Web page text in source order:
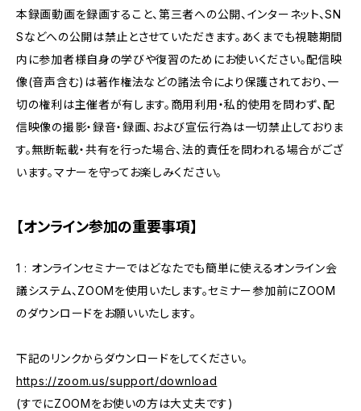
本録画動画を録画すること、第三者への公開、インターネット、SN
Sなどへの公開は禁止とさせていただきます。あくまでも視聴期間
内に参加者様自身の学びや復習のためにお使いください。配信映
像(音声含む)は著作権法などの諸法令により保護されており、一
切の権利は主催者が有します。商用利用・私的使用を問わず、配
信映像の撮影・録音・録画、および宣伝行為は一切禁止しておりま
す。無断転載・共有を行った場合、法的責任を問われる場合がござ
います。マナーを守ってお楽しみください。
【オンライン参加の重要事項】
1 : オンラインセミナーではどなたでも簡単に使えるオンライン会
議システム、ZOOMを使用いたします。セミナー参加前にZOOM
のダウンロードをお願いいたします。
下記のリンクからダウンロードをしてください。
https://zoom.us/support/download
(すでにZOOMをお使いの方は大丈夫です)